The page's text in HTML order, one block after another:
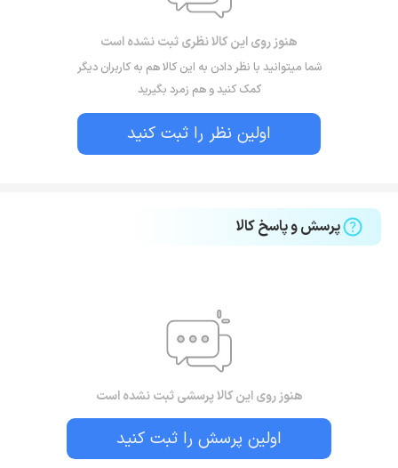
هنوز روی این کالا نظری ثبت نشده است
شما میتوانید با نظر دادن به این کالا هم به کاربران دیگر
کمک کنید و هم زمرد بگیرید
اولین نظر را ثبت کنید
پرسش و پاسخ کالا
هنوز روی این کالا پرسشی ثبت نشده است
اولین پرسش را ثبت کنید